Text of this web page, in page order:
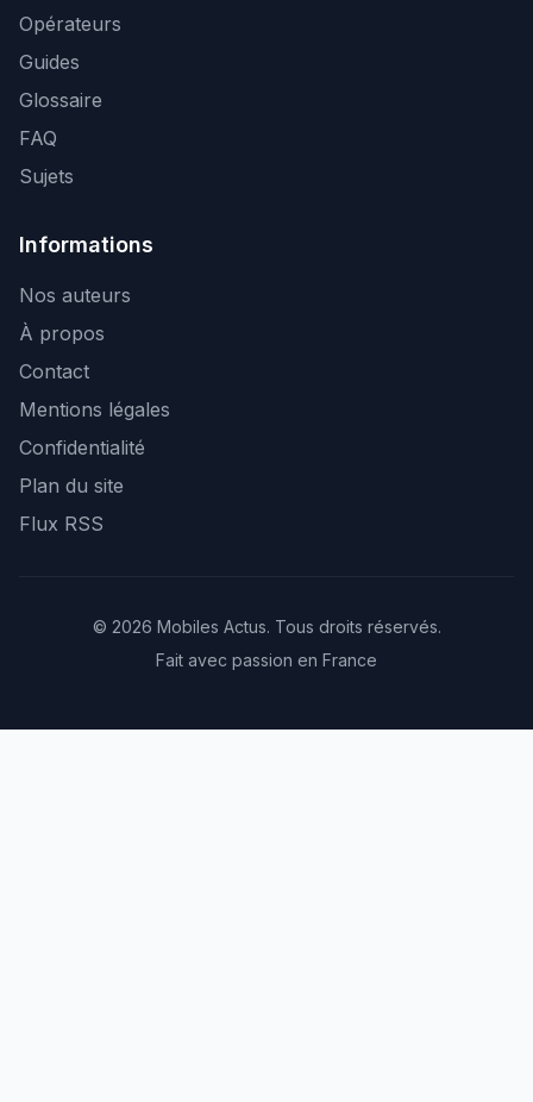
Opérateurs
Guides
Glossaire
FAQ
Sujets
Informations
Nos auteurs
À propos
Contact
Mentions légales
Confidentialité
Plan du site
Flux RSS
© 2026 Mobiles Actus. Tous droits réservés.
Fait avec passion en France